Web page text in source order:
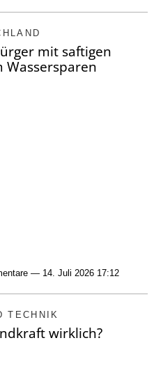
mit saftigen
Wassersparen
— 14. Juli 2026 17:12
TECHNIK
wirklich?